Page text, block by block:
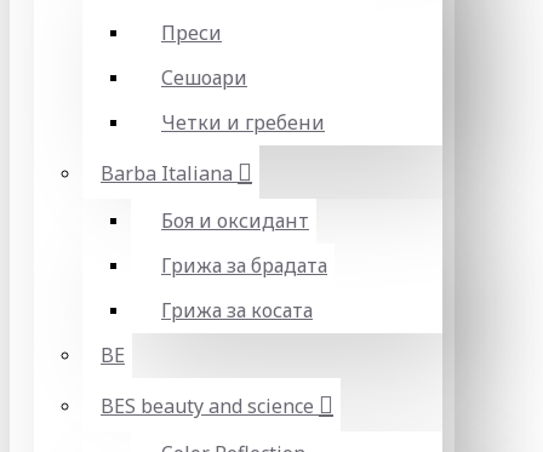
Преси
Сешоари
Четки и гребени
Barba Italiana
Боя и оксидант
Грижа за брадата
Грижа за косата
BE
BES beauty and science